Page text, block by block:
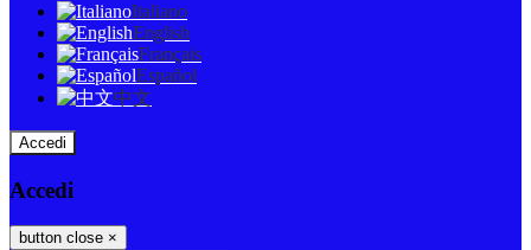
Italiano
English
Français
Español
中文
Accedi
Accedi
button close ×